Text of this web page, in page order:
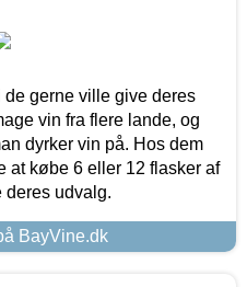
de gerne ville give deres
vin fra flere lande, og
dyrker vin på. Hos dem
at købe 6 eller 12 flasker af
deres udvalg.
BayVine.dk